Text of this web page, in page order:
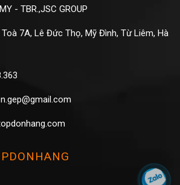
- TBR.,JSC GROUP
7A, Lê Đức Thọ, Mỹ Đình, Từ Liêm, Hà